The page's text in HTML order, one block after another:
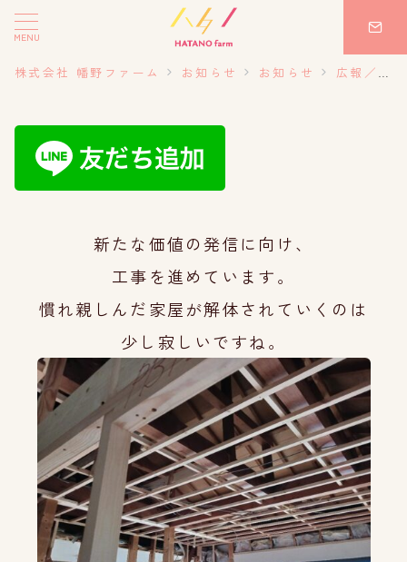
MENU
株式会社 幡野ファーム お知らせ お知らせ 広報／SNS
新たな価値の発信に向け、
工事を進めています。
慣れ親しんだ家屋が解体されていくのは
少し寂しいですね。